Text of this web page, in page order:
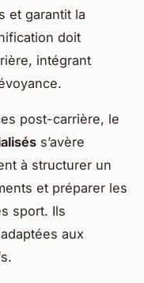
et garantit la
doit
intégrant
post-carrière, le
s’avère
à structurer un
et préparer les
sport. Ils
aux